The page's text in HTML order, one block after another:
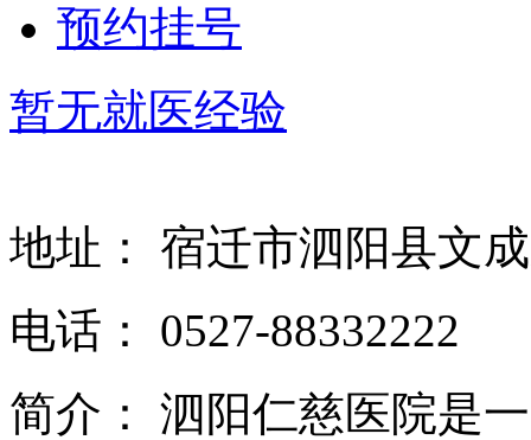
预约挂号
暂无就医经验
地址：
宿迁市泗阳县文
电话：
0527-88332222
简介：
泗阳仁慈医院是